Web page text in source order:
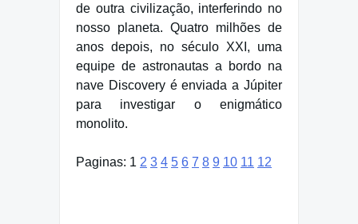
de outra civilização, interferindo no
nosso planeta. Quatro milhões de
anos depois, no século XXI, uma
equipe de astronautas a bordo na
nave Discovery é enviada a Júpiter
para investigar o enigmático
monolito.
Paginas: 1 2 3 4 5 6 7 8 9 10 11 12